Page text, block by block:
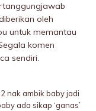
oleh
untuk memantau
komen
sendiri.
nak ambik baby jadi
ada sikap ‘ganas’